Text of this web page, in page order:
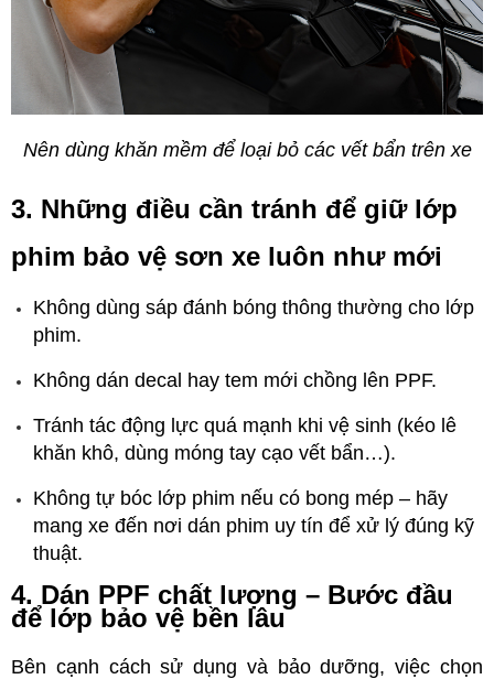
Nên dùng khăn mềm để loại bỏ các vết bẩn trên xe
3. Những điều cần tránh để giữ lớp
phim bảo vệ sơn xe luôn như mới
Không dùng sáp đánh bóng thông thường cho lớp
phim.
Không dán decal hay tem mới chồng lên PPF.
Tránh tác động lực quá mạnh khi vệ sinh (kéo lê
khăn khô, dùng móng tay cạo vết bẩn…).
Không tự bóc lớp phim nếu có bong mép – hãy
mang xe đến nơi dán phim uy tín để xử lý đúng kỹ
thuật.
4. Dán PPF chất lượng – Bước đầu
để lớp bảo vệ bền lâu
Bên cạnh cách sử dụng và bảo dưỡng, việc chọn